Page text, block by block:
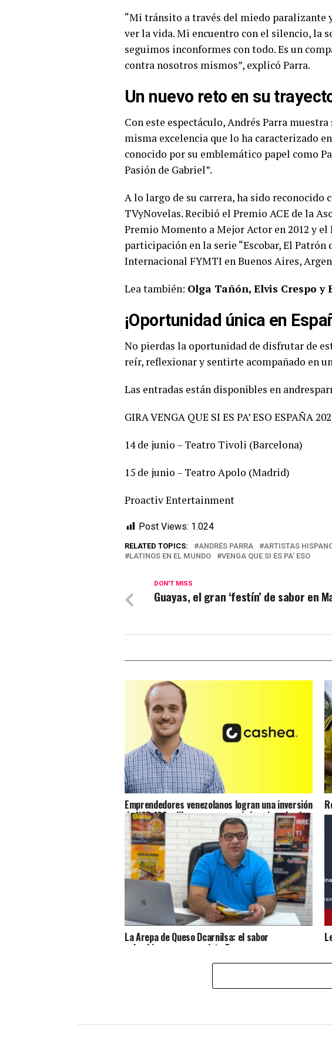
“Mi tránsito a través del miedo paralizante
ver la vida. Mi encuentro con el silencio, la
seguimos inconformes con todo. Es un
contra nosotros mismos”, explicó Parra.
Un nuevo reto en su
Con este espectáculo, Andrés Parra
misma excelencia que lo ha caracterizado
conocido por su emblemático papel como
Pasión de Gabriel”.
A lo largo de su carrera, ha sido
TVyNovelas. Recibió el Premio ACE de la
Premio Momento a Mejor Actor en 2012 y
participación en la serie “Escobar, El
Internacional FYMTI en Buenos Aires,
Lea también: Olga Tañón, Elvis Crespo y
¡Oportunidad única en
No pierdas la oportunidad de disfrutar de
reír, reflexionar y sentirte acompañado en
Las entradas están disponibles en
GIRA VENGA QUE SI ES PA’ ESO ESPAÑA
14 de junio – Teatro Tivoli (Barcelona)
15 de junio – Teatro Apolo (Madrid)
Proactiv Entertainment
Post Views: 1.024
RELATED TOPICS: ANDRÉS PARRA ARTISTAS
LATINOS EN EL MUNDO
VENGA QUE SI ES PA' ESO
DON'T MISS
Guayas, el gran ‘festín’ de sabor en
Emprendedores venezolanos logran una inversión
de USD 100 millones para seguir impulsando el
acceso al crédito en Venezuela
La Arepa de Queso Dcarnilsa: el sabor
colombiano que conquista Europa